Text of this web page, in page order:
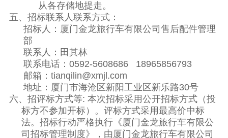
从各存储地提走。
五、招标联系人联系方式：
招标人：厦门金龙旅行车有限公司售后配件管理
部
联系人：田其林
联系电话：0592-5608686 18965856793
邮箱：tianqilin@xmjl.com
地址：厦门市海沧区新阳工业区新乐路30号
六、招评标方式等: 本次招标采用公开招标方式（投
标方不参加开标）。评标方式采用最高价中标
法。招标行动严格执行《厦门金龙旅行车有限公
司招标管理制度》，由厦门金龙旅行车有限公司